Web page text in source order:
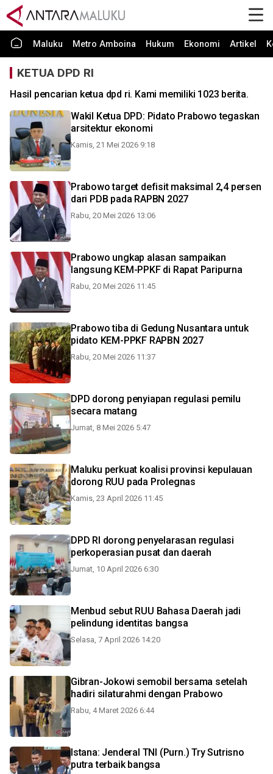
Maluku Metro Amboina Hukum Ekonomi Artikel
KETUA DPD RI
Hasil pencarian ketua dpd ri. Kami memiliki 1023 berita.
Wakil Ketua DPD: Pidato Prabowo tegaskan
arsitektur ekonomi
Kamis, 21 Mei 2026 9:18
Prabowo target defisit maksimal 2,4 persen
dari PDB pada RAPBN 2027
Rabu, 20 Mei 2026 13:06
Prabowo ungkap alasan sampaikan
langsung KEM-PPKF di Rapat Paripurna
Rabu, 20 Mei 2026 11:45
Prabowo tiba di Gedung Nusantara untuk
pidato KEM-PPKF RAPBN 2027
Rabu, 20 Mei 2026 11:37
DPD dorong penyiapan regulasi pemilu
secara matang
Jumat, 8 Mei 2026 5:47
Maluku perkuat koalisi provinsi kepulauan
dorong RUU pada Prolegnas
Kamis, 23 April 2026 11:45
DPD RI dorong penyelarasan regulasi
perkoperasian pusat dan daerah
Jumat, 10 April 2026 6:30
Menbud sebut RUU Bahasa Daerah jadi
pelindung identitas bangsa
Selasa, 7 April 2026 14:20
Gibran-Jokowi semobil bersama setelah
hadiri silaturahmi dengan Prabowo
Rabu, 4 Maret 2026 6:44
Istana: Jenderal TNI (Purn.) Try Sutrisno
putra terbaik bangsa